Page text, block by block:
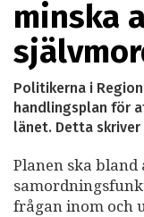
minska
Politikerna i
handlingsplan för
länet. Detta skriver
Planen ska
frågan inom och